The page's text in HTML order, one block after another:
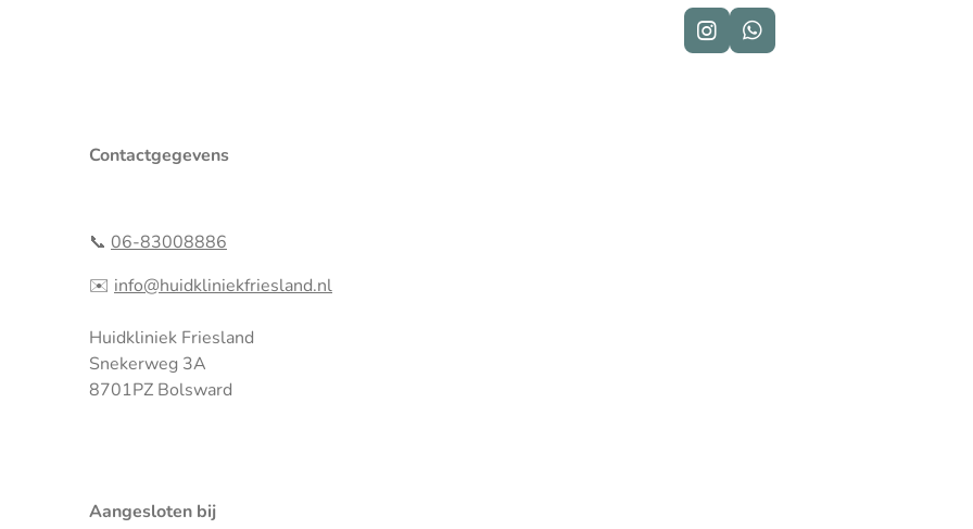
I
n
W
h
Contactgegevens
📞 06-83008886
✉️ info@huidkliniekfriesland.nl
Huidkliniek Friesland
Snekerweg 3A
8701PZ Bolsward
Aangesloten bij